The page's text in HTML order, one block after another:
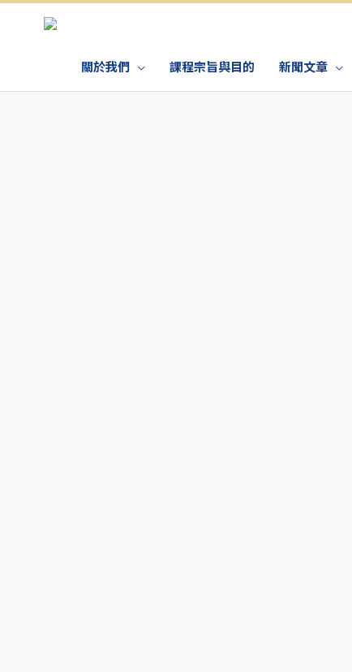
關於我們 課程宗旨與目的 新聞文章